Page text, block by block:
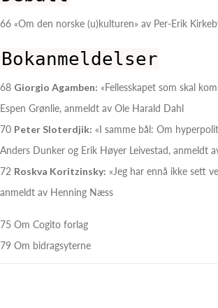
66 «Om den norske (u)kulturen» av Per-Erik
Bokanmeldelser
68 Giorgio Agamben: «Fellesskapet som skal
Espen Grønlie, anmeldt av Ole Harald Dahl
70 Peter Sloterdjik: «I samme bål: Om
Anders Dunker og Erik Høyer Leivestad, anmeldt
72 Roskva Koritzinsky: «Jeg har ennå ikke sett
anmeldt av Henning Næss
75 Om Cogito forlag
79 Om bidragsyterne